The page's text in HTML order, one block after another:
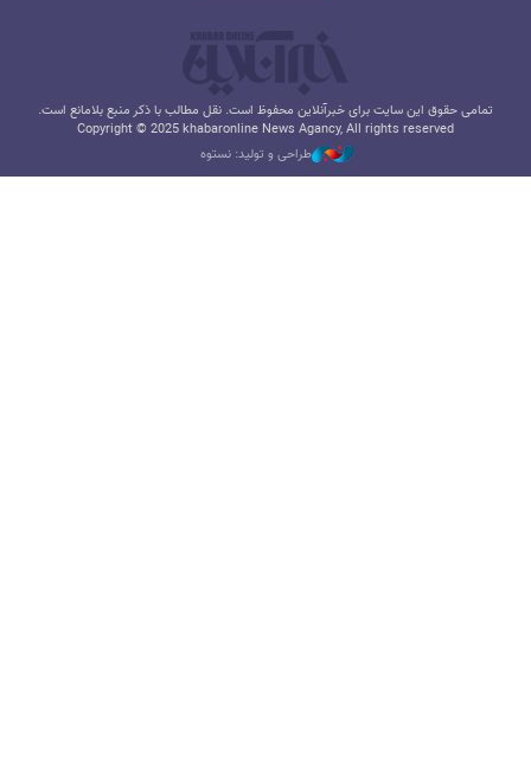
تمامی حقوق این سایت برای خبرآنلاین محفوظ است. نقل مطالب با ذکر منبع بلامانع است.
Copyright © 2025 khabaronline News Agancy, All rights reserved
طراحی و تولید: نستوه